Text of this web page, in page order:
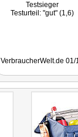
Testsieger
Testurteil: "gut" (1,6)
VerbraucherWelt.de 01/